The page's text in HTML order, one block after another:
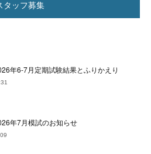
タッフ募集
年6-7月定期試験結果とふりかえり
年7月模試のお知らせ